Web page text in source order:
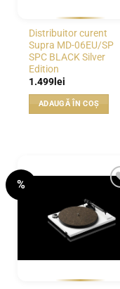
Distribuitor curent
Supra MD-06EU/SP
SPC BLACK Silver
Edition
1.499 lei
ADAUGĂ ÎN COȘ
%